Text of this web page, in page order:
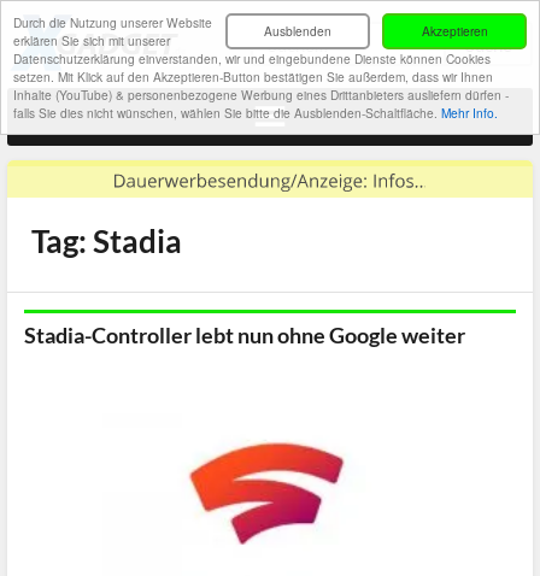
Akzeptieren
Ausblenden
Durch die Nutzung unserer Website
erklären Sie sich mit unserer
Datenschutzerklärung einverstanden, wir und eingebundene Dienste können Cookies
setzen. Mit Klick auf den Akzeptieren-Button bestätigen Sie außerdem, dass wir Ihnen
Inhalte (YouTube) & personenbezogene Werbung eines Drittanbieters ausliefern dürfen -
falls Sie dies nicht wünschen, wählen Sie bitte die Ausblenden-Schaltfläche. Mehr Info.
Tag: Stadia
Stadia-Controller lebt nun ohne Google weiter